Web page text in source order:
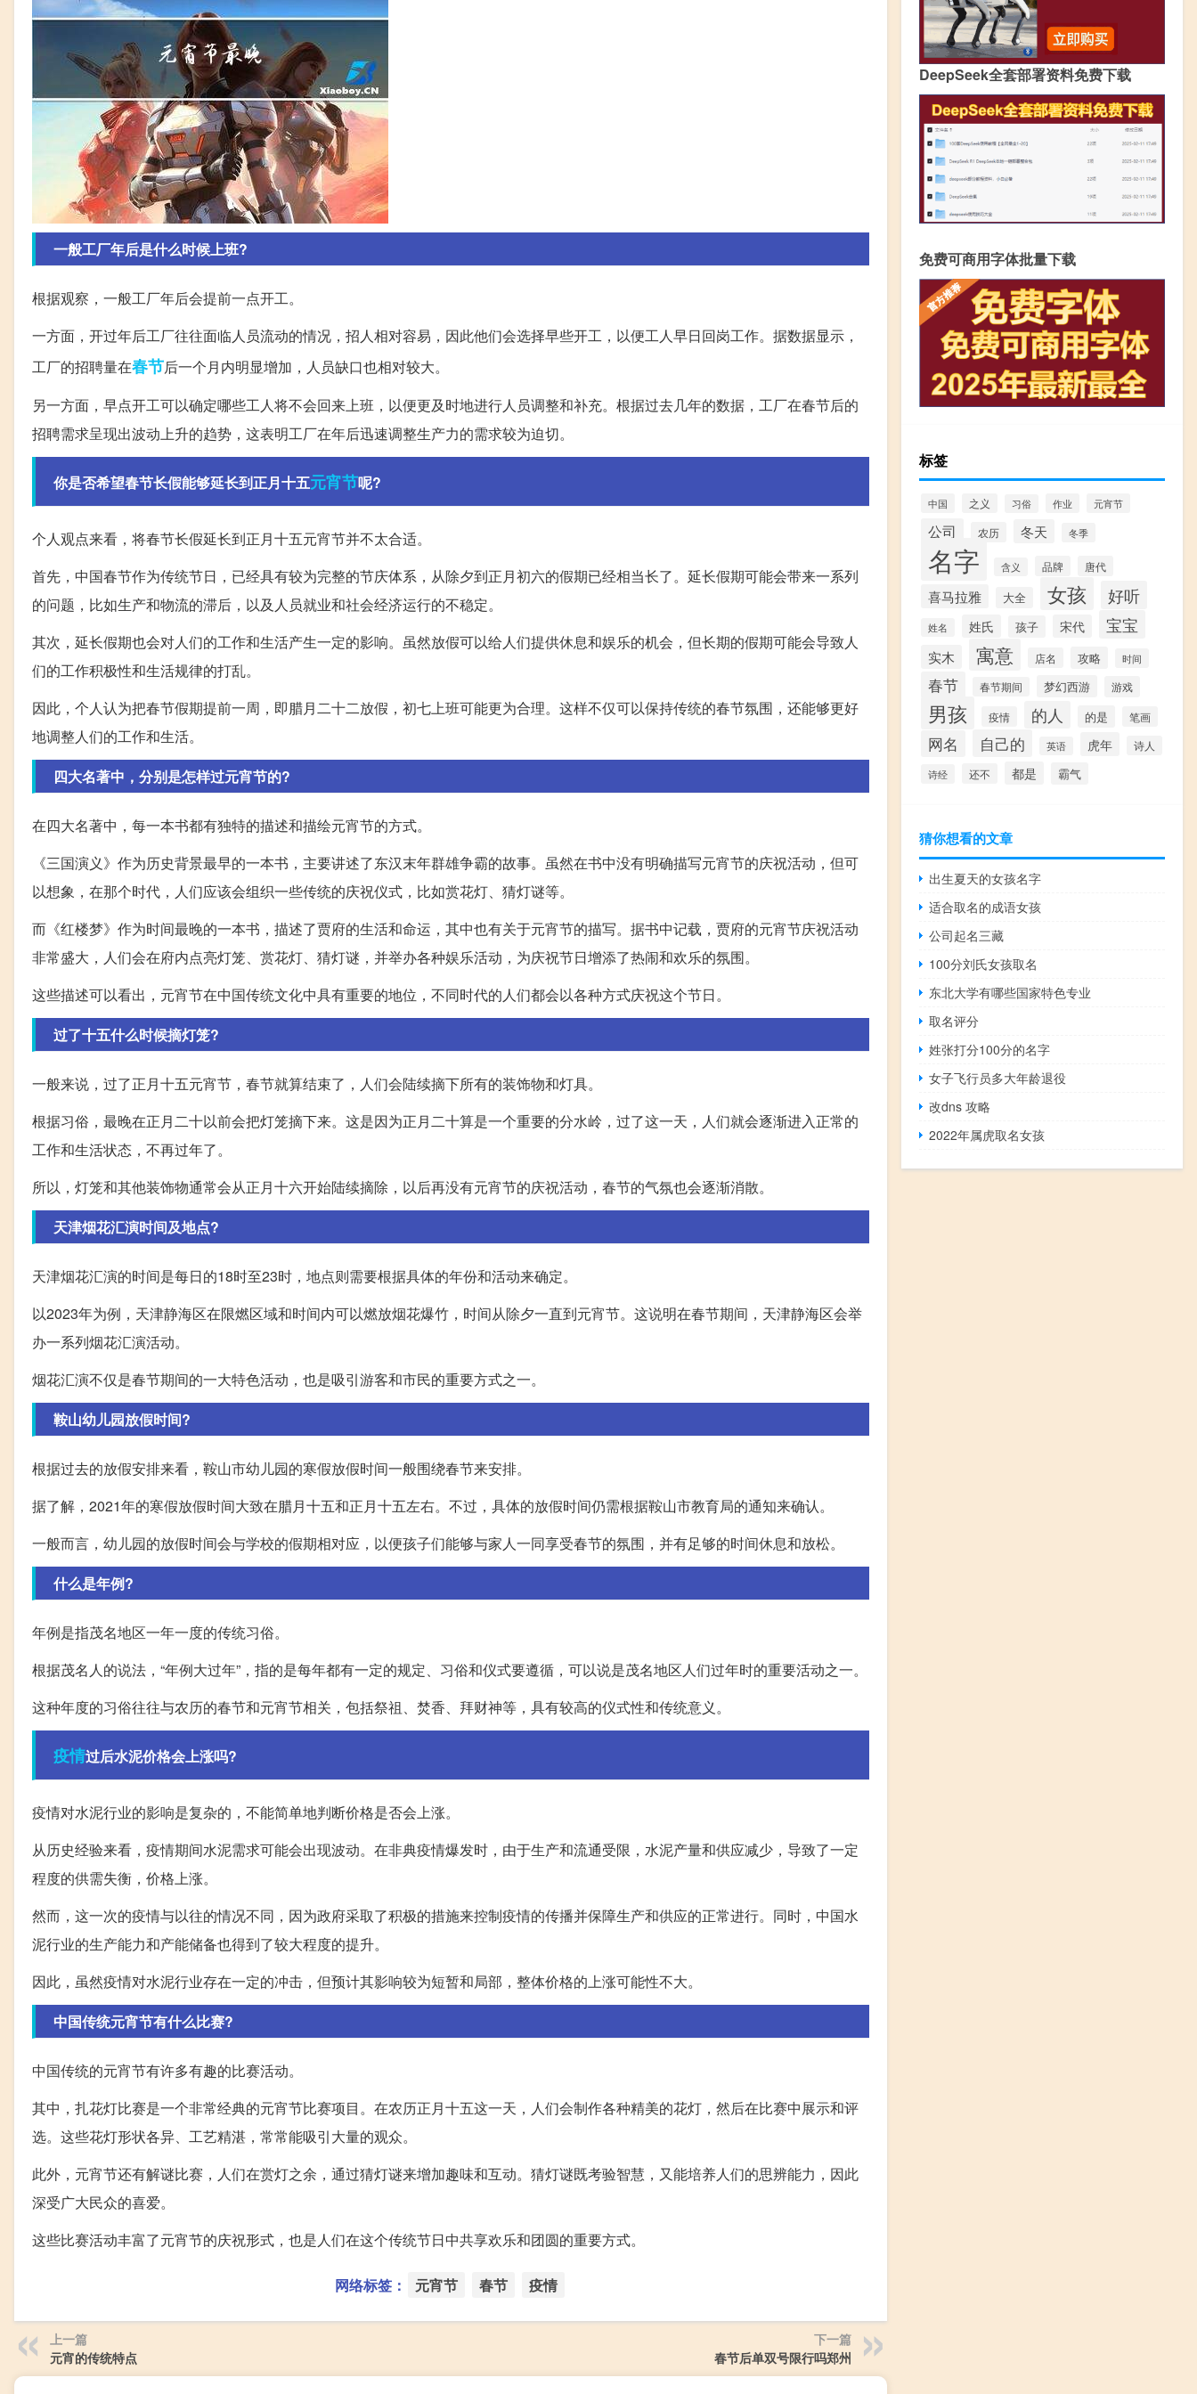
一般工厂年后是什么时候上班?
根据观察，一般工厂年后会提前一点开工。
一方面，开过年后工厂往往面临人员流动的情况，招人相对容易，因此他们会选择早些开工，以便工人早日回岗工作。据数据显示，
工厂的招聘量在春节后一个月内明显增加，人员缺口也相对较大。
另一方面，早点开工可以确定哪些工人将不会回来上班，以便更及时地进行人员调整和补充。根据过去几年的数据，工厂在春节后的
招聘需求呈现出波动上升的趋势，这表明工厂在年后迅速调整生产力的需求较为迫切。
你是否希望春节长假能够延长到正月十五元宵节呢?
个人观点来看，将春节长假延长到正月十五元宵节并不太合适。
首先，中国春节作为传统节日，已经具有较为完整的节庆体系，从除夕到正月初六的假期已经相当长了。延长假期可能会带来一系列
的问题，比如生产和物流的滞后，以及人员就业和社会经济运行的不稳定。
其次，延长假期也会对人们的工作和生活产生一定的影响。虽然放假可以给人们提供休息和娱乐的机会，但长期的假期可能会导致人
们的工作积极性和生活规律的打乱。
因此，个人认为把春节假期提前一周，即腊月二十二放假，初七上班可能更为合理。这样不仅可以保持传统的春节氛围，还能够更好
地调整人们的工作和生活。
四大名著中，分别是怎样过元宵节的?
在四大名著中，每一本书都有独特的描述和描绘元宵节的方式。
《三国演义》作为历史背景最早的一本书，主要讲述了东汉末年群雄争霸的故事。虽然在书中没有明确描写元宵节的庆祝活动，但可
以想象，在那个时代，人们应该会组织一些传统的庆祝仪式，比如赏花灯、猜灯谜等。
而《红楼梦》作为时间最晚的一本书，描述了贾府的生活和命运，其中也有关于元宵节的描写。据书中记载，贾府的元宵节庆祝活动
非常盛大，人们会在府内点亮灯笼、赏花灯、猜灯谜，并举办各种娱乐活动，为庆祝节日增添了热闹和欢乐的氛围。
这些描述可以看出，元宵节在中国传统文化中具有重要的地位，不同时代的人们都会以各种方式庆祝这个节日。
过了十五什么时候摘灯笼?
一般来说，过了正月十五元宵节，春节就算结束了，人们会陆续摘下所有的装饰物和灯具。
根据习俗，最晚在正月二十以前会把灯笼摘下来。这是因为正月二十算是一个重要的分水岭，过了这一天，人们就会逐渐进入正常的
工作和生活状态，不再过年了。
所以，灯笼和其他装饰物通常会从正月十六开始陆续摘除，以后再没有元宵节的庆祝活动，春节的气氛也会逐渐消散。
天津烟花汇演时间及地点?
天津烟花汇演的时间是每日的18时至23时，地点则需要根据具体的年份和活动来确定。
以2023年为例，天津静海区在限燃区域和时间内可以燃放烟花爆竹，时间从除夕一直到元宵节。这说明在春节期间，天津静海区会举
办一系列烟花汇演活动。
烟花汇演不仅是春节期间的一大特色活动，也是吸引游客和市民的重要方式之一。
鞍山幼儿园放假时间?
根据过去的放假安排来看，鞍山市幼儿园的寒假放假时间一般围绕春节来安排。
据了解，2021年的寒假放假时间大致在腊月十五和正月十五左右。不过，具体的放假时间仍需根据鞍山市教育局的通知来确认。
一般而言，幼儿园的放假时间会与学校的假期相对应，以便孩子们能够与家人一同享受春节的氛围，并有足够的时间休息和放松。
什么是年例?
年例是指茂名地区一年一度的传统习俗。
根据茂名人的说法，“年例大过年”，指的是每年都有一定的规定、习俗和仪式要遵循，可以说是茂名地区人们过年时的重要活动之一。
这种年度的习俗往往与农历的春节和元宵节相关，包括祭祖、焚香、拜财神等，具有较高的仪式性和传统意义。
疫情过后水泥价格会上涨吗?
疫情对水泥行业的影响是复杂的，不能简单地判断价格是否会上涨。
从历史经验来看，疫情期间水泥需求可能会出现波动。在非典疫情爆发时，由于生产和流通受限，水泥产量和供应减少，导致了一定
程度的供需失衡，价格上涨。
然而，这一次的疫情与以往的情况不同，因为政府采取了积极的措施来控制疫情的传播并保障生产和供应的正常进行。同时，中国水
泥行业的生产能力和产能储备也得到了较大程度的提升。
因此，虽然疫情对水泥行业存在一定的冲击，但预计其影响较为短暂和局部，整体价格的上涨可能性不大。
中国传统元宵节有什么比赛?
中国传统的元宵节有许多有趣的比赛活动。
其中，扎花灯比赛是一个非常经典的元宵节比赛项目。在农历正月十五这一天，人们会制作各种精美的花灯，然后在比赛中展示和评
选。这些花灯形状各异、工艺精湛，常常能吸引大量的观众。
此外，元宵节还有解谜比赛，人们在赏灯之余，通过猜灯谜来增加趣味和互动。猜灯谜既考验智慧，又能培养人们的思辨能力，因此
深受广大民众的喜爱。
这些比赛活动丰富了元宵节的庆祝形式，也是人们在这个传统节日中共享欢乐和团圆的重要方式。
网络标签： 元宵节 春节 疫情
上一篇
元宵的传统特点
下一篇
春节后单双号限行吗郑州
DeepSeek全套部署资料免费下载
免费可商用字体批量下载
标签
中国 之义 习俗 作业 元宵节
公司 农历 冬天 冬季
名字 含义 品牌 唐代
喜马拉雅 大全 女孩 好听
姓名 姓氏 孩子 宋代 宝宝
实木 寓意 店名 攻略 时间
春节 春节期间 梦幻西游 游戏
男孩 疫情 的人 的是 笔画
网名 自己的 英语 虎年
诗人
诗经
还不 都是 霸气
猜你想看的文章
出生夏天的女孩名字
适合取名的成语女孩
公司起名三藏
100分刘氏女孩取名
东北大学有哪些国家特色专业
取名评分
姓张打分100分的名字
女子飞行员多大年龄退役
改dns 攻略
2022年属虎取名女孩